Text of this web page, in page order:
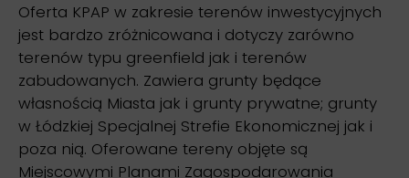
Oferta KPAP w zakresie terenów inwestycyjnych
jest bardzo zróżnicowana i dotyczy zarówno
terenów typu greenfield jak i terenów
zabudowanych. Zawiera grunty będące
własnością Miasta jak i grunty prywatne; grunty
w Łódzkiej Specjalnej Strefie Ekonomicznej jak i
poza nią. Oferowane tereny objęte są
Miejscowymi Planami Zagospodarowania